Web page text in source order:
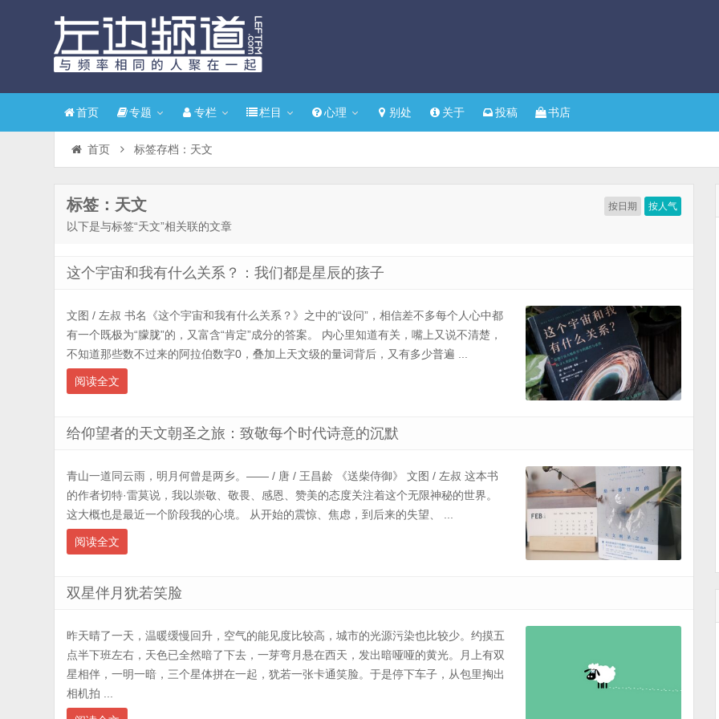
首页 专题 专栏 栏目 心理 别处 关于 投稿 书店
首页 标签存档：天文
按日期 按人气
标签：天文
以下是与标签“天文”相关联的文章
这个宇宙和我有什么关系？：我们都是星辰的孩子
文图 / 左叔 书名《这个宇宙和我有什么关系？》之中的“设问”，相信差不多每个人心中都
有一个既极为“朦胧”的，又富含“肯定”成分的答案。 内心里知道有关，嘴上又说不清楚，
不知道那些数不过来的阿拉伯数字0，叠加上天文级的量词背后，又有多少普遍 ...
阅读全文
给仰望者的天文朝圣之旅：致敬每个时代诗意的沉默
青山一道同云雨，明月何曾是两乡。—— / 唐 / 王昌龄 《送柴侍御》 文图 / 左叔 这本书
的作者切特·雷莫说，我以崇敬、敬畏、感恩、赞美的态度关注着这个无限神秘的世界。
这大概也是最近一个阶段我的心境。 从开始的震惊、焦虑，到后来的失望、 ...
阅读全文
双星伴月犹若笑脸
昨天晴了一天，温暖缓慢回升，空气的能见度比较高，城市的光源污染也比较少。约摸五
点半下班左右，天色已全然暗了下去，一芽弯月悬在西天，发出暗哑哑的黄光。月上有双
星相伴，一明一暗，三个星体拼在一起，犹若一张卡通笑脸。于是停下车子，从包里掏出
相机拍 ...